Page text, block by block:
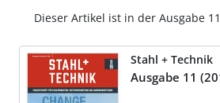
Dieser Artikel ist in der Ausgabe
Stahl + Technik
Ausgabe 11